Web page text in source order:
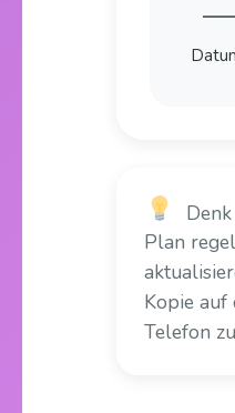
Plan
Kopie auf
Telefon